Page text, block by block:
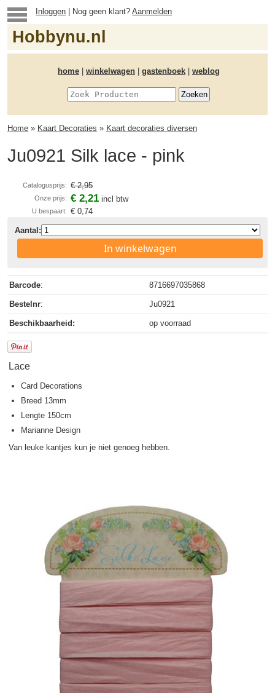
Inloggen | Nog geen klant?Aanmelden
Hobbynu.nl
home winkelwagen gastenboek weblog
Home » Kaart Decoraties » Kaart decoraties diversen
Ju0921 Silk lace - pink
Catalogusprijs: € 2,95
Onze prijs: € 2,21 incl btw
U bespaart: € 0,74
Aantal:
In winkelwagen
Barcode: 8716697035868
Bestelnr: Ju0921
Beschikbaarheid: op voorraad
Lace
Card Decorations
Breed 13mm
Lengte 150cm
Marianne Design
Van leuke kantjes kun je niet genoeg hebben.